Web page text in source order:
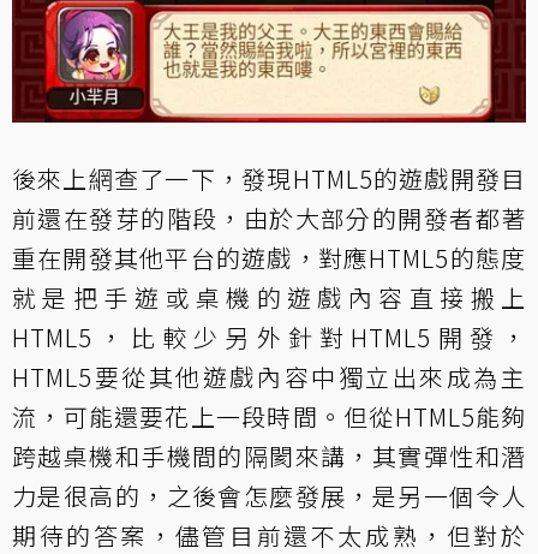
後來上網查了一下，發現HTML5的遊戲開發目
前還在發芽的階段，由於大部分的開發者都著
重在開發其他平台的遊戲，對應HTML5的態度
就是把手遊或桌機的遊戲內容直接搬上
HTML5，比較少另外針對HTML5開發，
HTML5要從其他遊戲內容中獨立出來成為主
流，可能還要花上一段時間。但從HTML5能夠
跨越桌機和手機間的隔閡來講，其實彈性和潛
力是很高的，之後會怎麼發展，是另一個令人
期待的答案，儘管目前還不太成熟，但對於